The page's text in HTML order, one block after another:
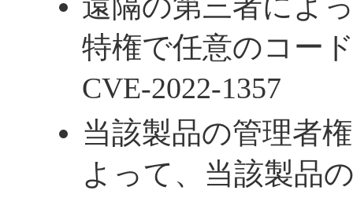
遠隔の第三者によ
特権で任意のコー
CVE-2022-1357
当該製品の管理者
よって、当該製品